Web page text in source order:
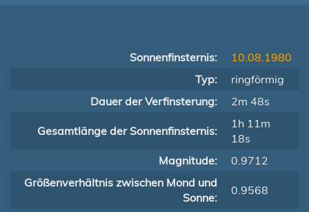
Sonnenfinsternis:
10.08.1980
Typ:
ringförmig
Dauer der Verfinsterung:
2m 48s
Gesamtlänge der Sonnenfinsternis:
1h 11m
18s
Magnitude:
0.9712
Größenverhältnis zwischen Mond und
Sonne:
0.9568